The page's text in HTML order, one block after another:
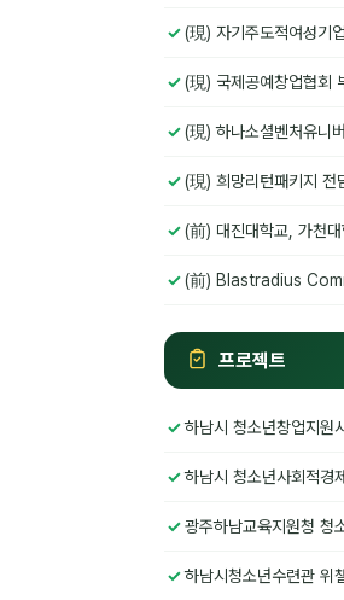
(現) 자기주도적여성기
(現) 국제공예창업협회
(現) 하나소셜벤처유니
(現) 희망리턴패키지
(前) 대진대학교, 가천
(前) Blastradius
프로젝트
하남시 청소년창업지원
하남시 청소년사회적경
광주하남교육지원청
하남시청소년수련관 위